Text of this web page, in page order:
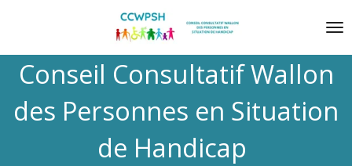
contenu
principal
Conseil Consultatif Wallon
des Personnes en Situation
de Handicap